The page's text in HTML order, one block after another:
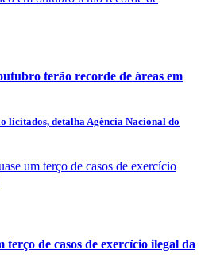
terão recorde de áreas em
licitados, detalha Agência Nacional do
de casos de exercício ilegal da